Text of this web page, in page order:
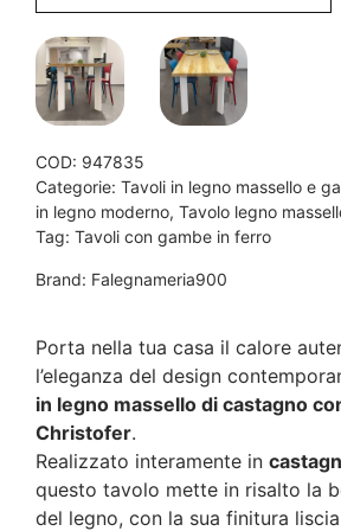
COD: 947835
Categorie: Tavoli in legno massello e
in legno moderno, Tavolo legno
Tag: Tavoli con gambe in ferro
Brand: Falegnameria900
Porta nella tua casa il calore
l’eleganza del design
in legno massello di castagno
Christofer.
Realizzato interamente in
questo tavolo mette in risalto la
del legno, con la sua finitura